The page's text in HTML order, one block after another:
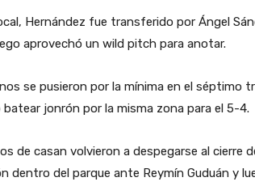
Hernández fue transferido por Ángel
aprovechó un wild pitch para anotar.
se pusieron por la mínima en el séptimo
batear jonrón por la misma zona para el 5-4.
de casan volvieron a despegarse al cierre
dentro del parque ante Reymín Guduán y